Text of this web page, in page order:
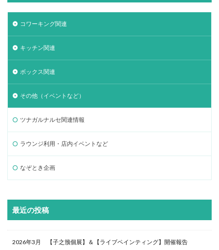
コワーキング関連
キッチン関連
ボックス関連
その他（イベントなど）
ツナガルナルセ関連情報
ラウンジ利用・店内イベントなど
なぞとき企画
最近の投稿
2026年3月 【子之籏個展】＆【ライブペインティング】開催報告